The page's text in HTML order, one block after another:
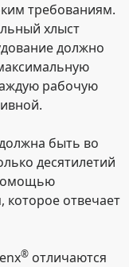
требованиям.
хлыст
должно
рабочую
быть во
десятилетий
которое отвечает
® отличаются